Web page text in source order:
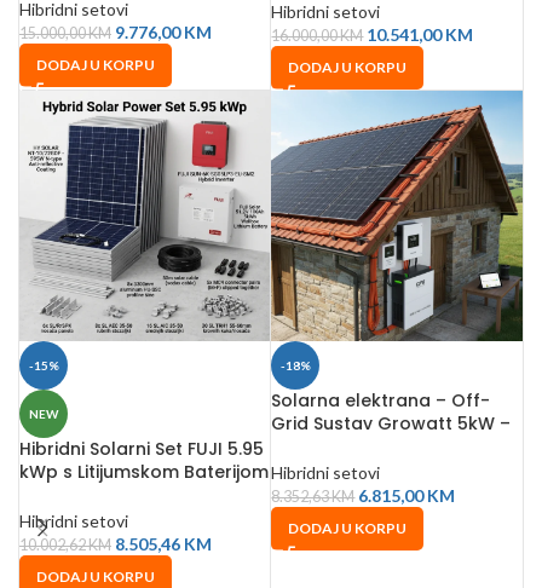
Hibridni setovi
15.000,00KM 9.776,00KM
DODAJ U KORPU
Hibridni setovi
16.000,00KM 10.541,00KM
DODAJ U KORPU
-15%
NEW
Hibridni Solarni Set FUJI 5.95
kWp s Litijumskom Baterijom
Hibridni setovi
10.002,62KM 8.505,46 KM
DODAJ U KORPU
-18%
Solarna elektrana – Off-
Grid Sustav Growatt 5kW –
Hibridni setovi
8.352,63KM 6.815,00KM
DODAJ U KORPU